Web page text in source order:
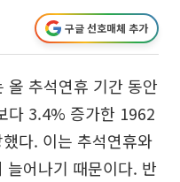
구글 선호매체 추가
올 추석연휴 기간 동안
다 3.4% 증가한 1962
다. 이는 추석연휴와
어나기 때문이다. 반